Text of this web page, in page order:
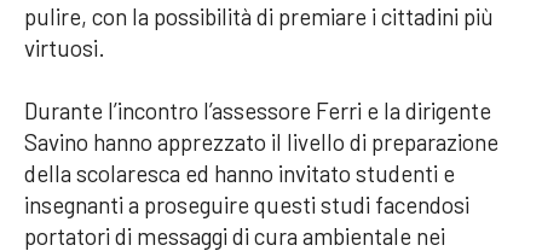
pulire, con la possibilità di premiare i cittadini più
virtuosi.
Durante l’incontro l’assessore Ferri e la dirigente
Savino hanno apprezzato il livello di preparazione
della scolaresca ed hanno invitato studenti e
insegnanti a proseguire questi studi facendosi
portatori di messaggi di cura ambientale nei